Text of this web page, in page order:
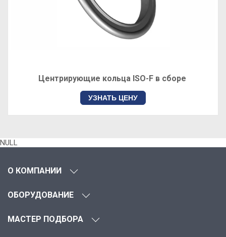
Центрирующие кольца ISO-F в сборе
УЗНАТЬ ЦЕНУ
NULL
О КОМПАНИИ
ОБОРУДОВАНИЕ
МАСТЕР ПОДБОРА